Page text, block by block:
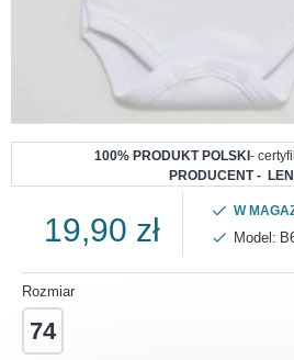
100% PRODUKT POLSKI -
PRODUCENT -
19,90 zł
W
Model:
Rozmiar
74